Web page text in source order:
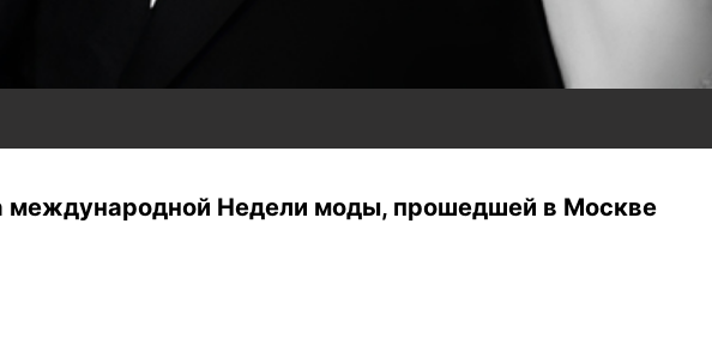
международной Недели моды, прошедшей в Москве